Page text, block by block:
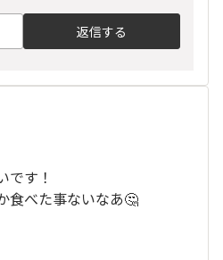
返信する
です！
食べた事ないなあ🤔